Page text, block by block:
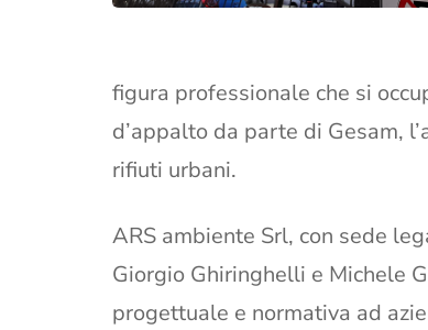
figura professionale che si
d’appalto da parte di Gesam,
rifiuti urbani.
ARS ambiente Srl, con sede
Giorgio Ghiringhelli e Michele
progettuale e normativa ad